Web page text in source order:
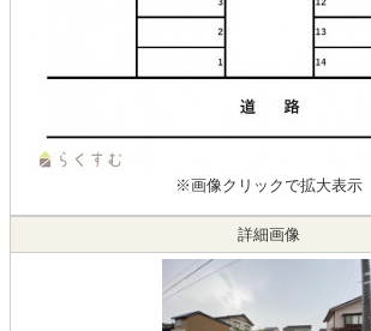
※画像クリックで拡大表示
詳細画像